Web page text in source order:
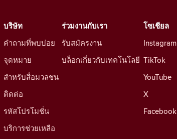
โซเชียล
Instagram
TikTok
YouTube
X
Facebook
ร่วมงานกับเรา
รับสมัครงาน
บล็อกเกี่ยวกับเทคโนโลยี
บริษัท
คำถามที่พบบ่อย
จุดหมาย
สำหรับสื่อมวลชน
ติดต่อ
รหัสโปรโมชั่น
บริการช่วยเหลือ